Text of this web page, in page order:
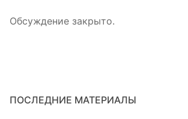
Обсуждение закрыто.
ПОСЛЕДНИЕ МАТЕРИАЛЫ